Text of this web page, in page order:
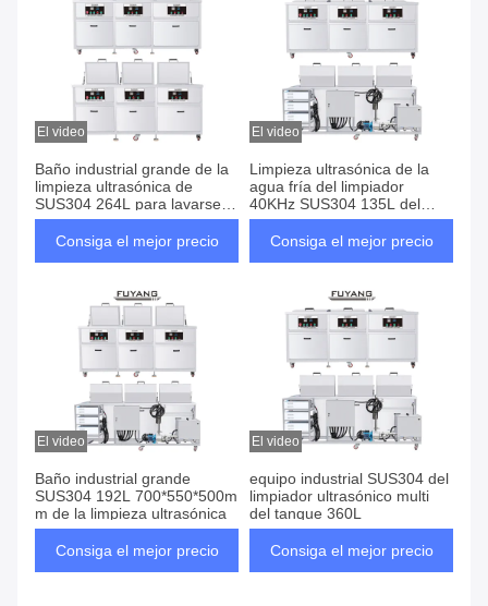
El video
Baño industrial grande de la
limpieza ultrasónica de
SUS304 264L para lavarse
plástico de los moldes
Consiga el mejor precio
El video
Limpieza ultrasónica de la
agua fría del limpiador
40KHz SUS304 135L del
tanque multi
Consiga el mejor precio
El video
Baño industrial grande
SUS304 192L 700*550*500m
m de la limpieza ultrasónica
Consiga el mejor precio
El video
equipo industrial SUS304 del
limpiador ultrasónico multi
del tanque 360L
Consiga el mejor precio